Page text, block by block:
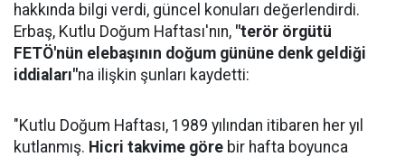
hakkında bilgi verdi, güncel konuları değerlendirdi.
Erbaş, Kutlu Doğum Haftası'nın, "terör örgütü
FETÖ'nün elebaşının doğum gününe denk geldiği
iddiaları"na ilişkin şunları kaydetti:
"Kutlu Doğum Haftası, 1989 yılından itibaren her yıl
kutlanmış. Hicri takvime göre bir hafta boyunca